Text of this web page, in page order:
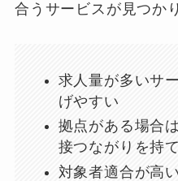
合うサービスが見つか
求人量が多いサ
げやすい
拠点がある場合
接つながりを持
対象者適合が高